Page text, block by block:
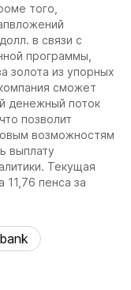
того,
в связи с
программы,
золота из упорных
сможет
денежный поток
позволит
возможностям
выплату
Текущая
11,76 пенса за